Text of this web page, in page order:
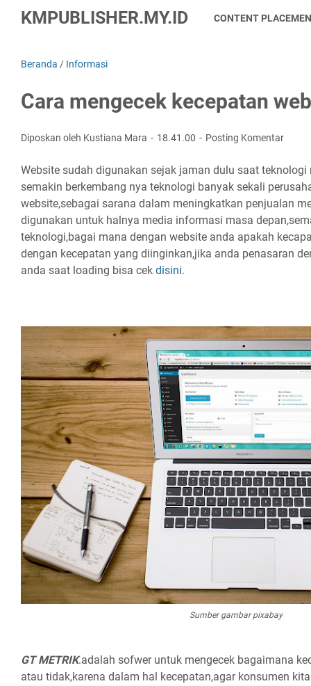
KMPUBLISHER.MY.ID CONTENT
Beranda / Informasi
Cara mengecek kecepatan
Diposkan oleh Kustiana Mara 18.41.00 Posting Komentar
Website sudah digunakan sejak jaman dulu saat
semakin berkembang nya teknologi banyak sekali
website,sebagai sarana dalam meningkatkan penjualan
digunakan untuk halnya media informasi masa
teknologi,bagai mana dengan website anda apakah
dengan kecepatan yang diinginkan,jika anda penasaran
anda saat loading bisa cek disini.
Sumber gambar pixabay
GT METRIK.adalah sofwer untuk mengecek bagaimana
atau tidak,karena dalam hal kecepatan,agar konsumen